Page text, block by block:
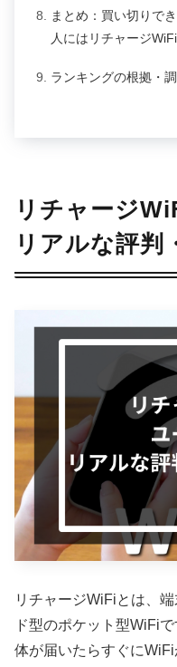
まとめ：買い切りで
人にはリチャージ
ランキングの根拠・
リチャージ
リアルな評判
リチャージWiFiとは、
ド型のポケット型WiFi
体が届いたらすぐに